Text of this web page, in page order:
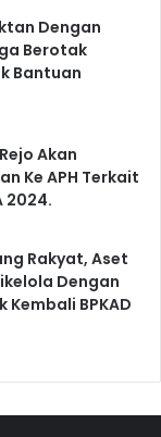
Dengan
Berotak
Bantuan
Akan
Ke APH Terkait
2024.
Rakyat, Aset
Dengan
Kembali BPKAD